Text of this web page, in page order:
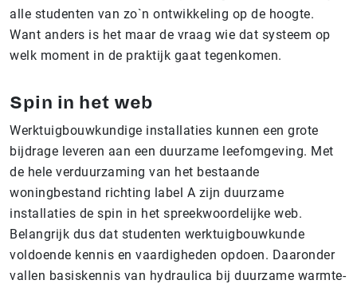
alle studenten van zo`n ontwikkeling op de hoogte.
Want anders is het maar de vraag wie dat systeem op
welk moment in de praktijk gaat tegenkomen.
Spin in het web
Werktuigbouwkundige installaties kunnen een grote
bijdrage leveren aan een duurzame leefomgeving. Met
de hele verduurzaming van het bestaande
woningbestand richting label A zijn duurzame
installaties de spin in het spreekwoordelijke web.
Belangrijk dus dat studenten werktuigbouwkunde
voldoende kennis en vaardigheden opdoen. Daaronder
vallen basiskennis van hydraulica bij duurzame warmte-